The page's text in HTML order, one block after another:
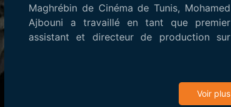
Maghrébin de Cinéma de Tunis, Mohamed
Ajbouni a travaillé en tant que premier
assistant et directeur de production sur
Voir plus